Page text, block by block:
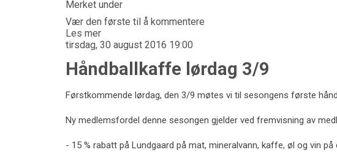
Merket under
Vær den første til å kommentere
Les mer
tirsdag, 30 august 2016 19:00
Håndballkaffe lørdag 3/9
Førstkommende lørdag, den 3/9 møtes vi til sesongens første
Ny medlemsfordel denne sesongen gjelder ved fremvisning av
- 15 % rabatt på Lundgaard på mat, mineralvann, kaffe, øl og vin